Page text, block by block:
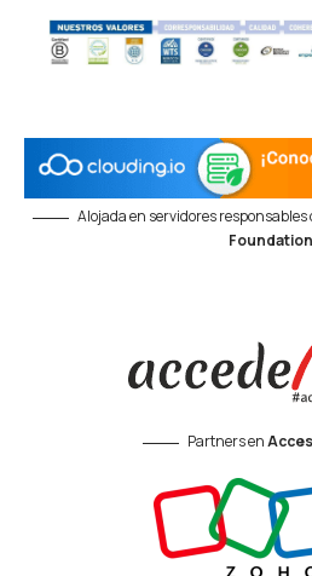
Alojada en servidores responsables
Foundation
Partners en